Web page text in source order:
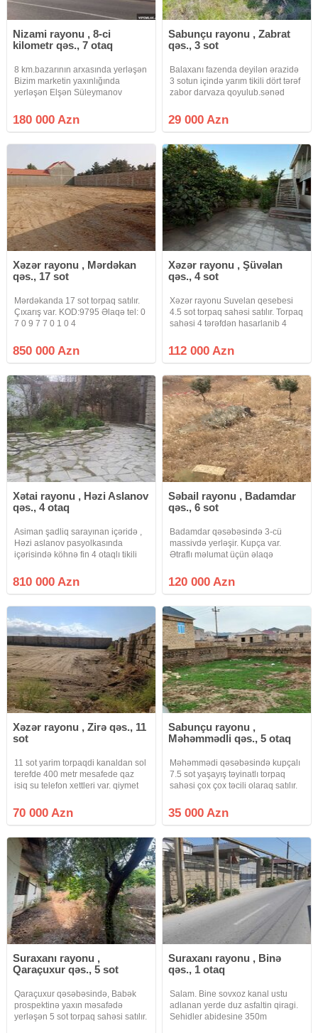
toyuq hini, qaz xətti və qaz sobası hazır vəziyyətdədir. Hində
hamısı təbii qidalanır.
bölünüb. Ərazidə 60 metr dərinliyində təmiz artezian şirin su
quyusu mövcuddur. Ev yaşayış üçün tam hazır
tamamlama işləri qalıb. Həm bağ evi, həm də daimi yaşayış
üçün ideal seçimdir.
Nizami rayonu , 8-ci
kilometr qəs., 7 otaq
8 km.bazarının arxasında yerləşən
Bizim marketin yaxınlığında
yerləşən Elşən Süleymanov
hərəkətli yolun kənarında)4 sot
torpaq sahəsi təcili olaraq
180 000 Azn
Sabunçu rayonu , Zabrat
qəs., 3 sot
Balaxanı fazenda deyilən ərazidə
3 sotun içində yarım tikili dört tərəf
zabor darvaza qoyulub.sənəd
29 000 Azn
Xəzər rayonu , Mərdəkan
qəs., 17 sot
Mərdəkanda 17 sot torpaq satılır.
Çıxarış var. KOD:9795 Əlaqə tel: 0
7 0 9 7 7 0 1 0 4
850 000 Azn
Xəzər rayonu , Şüvəlan
qəs., 4 sot
Xəzər rayonu Suvelan qesebesi
4.5 sot torpaq sahəsi satılır. Torpaq
sahəsi 4 tərəfdən hasarlanib 4
villalardi.Qazi.isigi, suyu
daimidir.Ətrafli məlumat almaq
saxlayin.Sened KUPÇA
112 000 Azn
Xətai rayonu , Həzi Aslanov
qəs., 4 otaq
Asiman şadliq sarayınan içəridə ,
Həzi aslanov pasyolkasında
içərisində köhnə fin 4 otaqlı tikili
yerləşməsi var İki giriş darvazası
var. Tam infrastrukturlu ərazidi və
810 000 Azn
Səbail rayonu , Badamdar
qəs., 6 sot
Badamdar qəsəbəsində 3-cü
massivdə yerləşir. Kupça var.
Ətraflı məlumat üçün əlaqə
120 000 Azn
Xəzər rayonu , Zirə qəs., 11
sot
11 sot yarim torpaqdi kanaldan sol
terefde 400 metr mesafede qaz
isiq su telefon xettleri var. qiymet
70 000 Azn
Sabunçu rayonu ,
Məhəmmədli qəs., 5 otaq
Məhəmmədi qəsəbəsində kupçalı
7.5 sot yaşayış təyinatlı torpaq
sahəsi çox çox təcili olaraq satılır.
qaz internet xətləri var.Xahiş
olunur real klentlər( əsasən
35 000 Azn
Suraxanı rayonu ,
Qaraçuxur qəs., 5 sot
Qaraçuxur qəsəbəsində, Babək
prospektinə yaxın məsafədə
yerləşən 5 sot torpaq sahəsi satılır.
Suraxanı rayonu , Binə
qəs., 1 otaq
Salam. Bine sovxoz kanal ustu
adlanan yerde duz asfaltin qiragi.
Sehidler abidesine 350m